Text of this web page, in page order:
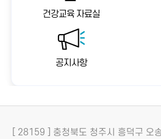
건강교육 자료실
공지사항
[ 28159 ] 충청북도 청주시 흥덕구 오